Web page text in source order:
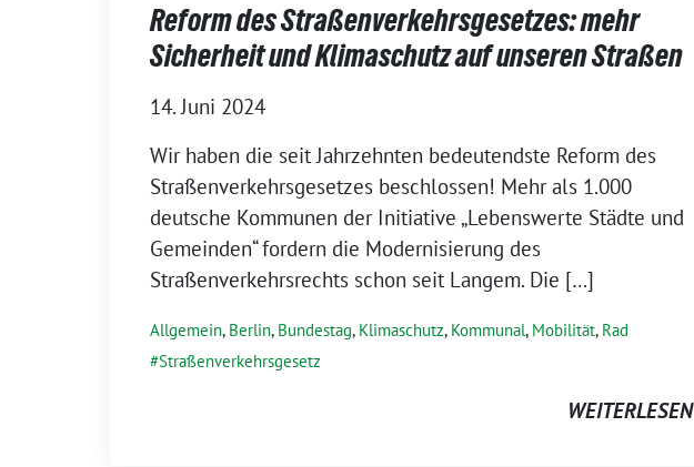
Reform des Straßenverkehrsgesetzes: mehr
Sicherheit und Klimaschutz auf unseren Straßen
14. Juni 2024
Wir haben die seit Jahrzehnten bedeutendste Reform des
Straßenverkehrsgesetzes beschlossen! Mehr als 1.000
deutsche Kommunen der Initiative „Lebenswerte Städte und
Gemeinden“ fordern die Modernisierung des
Straßenverkehrsrechts schon seit Langem. Die […]
Allgemein, Berlin, Bundestag, Klimaschutz, Kommunal, Mobilität, Rad
Straßenverkehrsgesetz
WEITERLESEN